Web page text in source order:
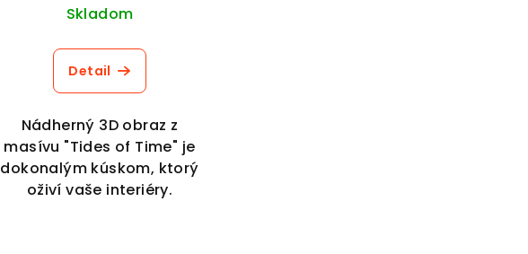
Skladom
Detail
Nádherný 3D obraz z
masívu "Tides of Time" je
dokonalým kúskom, ktorý
oživí vaše interiéry.